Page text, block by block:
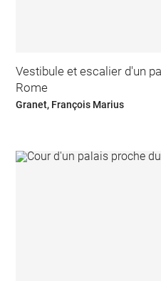
Vestibule et escalier d'un
Rome
Granet, François Marius